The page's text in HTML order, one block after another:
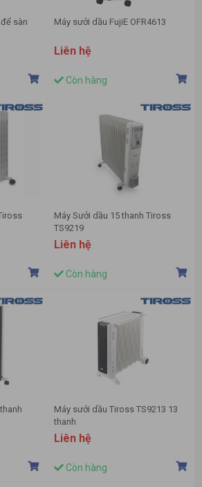
sàn
Máy sưởi dầu FujiE OFR4613
Liên hệ
Còn hàng
Máy Sưởi dầu 15 thanh Tiross
TS9219
Liên hệ
Còn hàng
Máy sưởi dầu Tiross TS9213 13
thanh
Liên hệ
Còn hàng